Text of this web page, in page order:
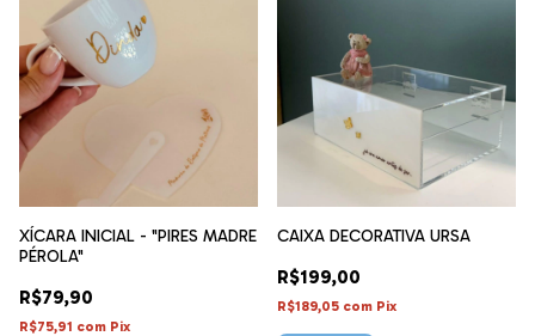
XÍCARA INICIAL - "PIRES MADRE
PÉROLA"
R$79,90
R$75,91 com Pix
CAIXA DECORATIVA URSA
R$199,00
R$189,05 com Pix